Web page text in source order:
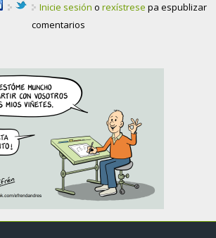
Inicie sesión o rexístrese pa espublizar
comentarios